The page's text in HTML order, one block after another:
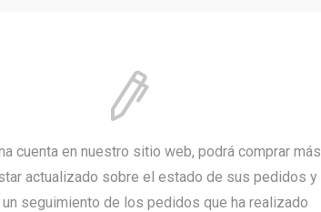
cuenta en nuestro sitio web, podrá comprar más
actualizado sobre el estado de sus pedidos y
seguimiento de los pedidos que ha realizado